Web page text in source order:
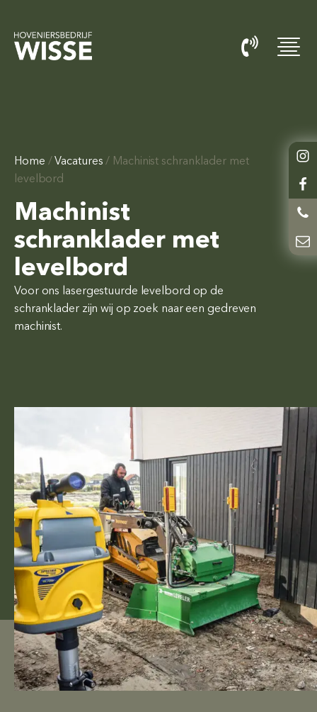
Home / Vacatures / Machinist schranklader met
levelbord
Machinist
schranklader met
levelbord
Voor ons lasergestuurde levelbord op de
schranklader zijn wij op zoek naar een gedreven
machinist.